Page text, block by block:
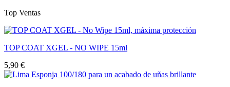
Top Ventas
TOP COAT XGEL - NO WIPE 15ml
5,90 €